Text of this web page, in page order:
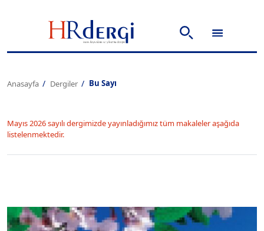
Anasayfa Dergiler Bu Sayı
Mayıs 2026 sayılı dergimizde yayınladığımız tüm makaleler aşağıda
listelenmektedir.